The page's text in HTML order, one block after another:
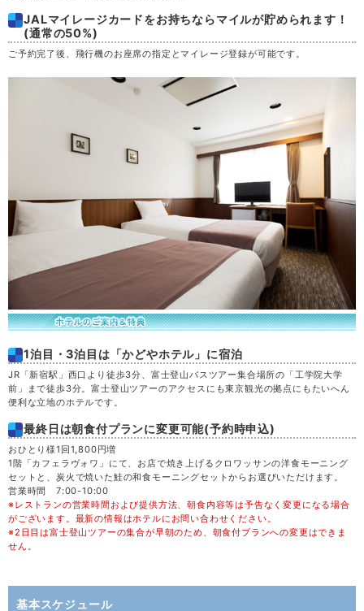
JALマイレージカードをお持ちならマイルが貯められます！
(通常の50%)
ご予約完了後、飛行機のお座席の指定とマイレージ登録が可能です。
1泊目・3泊目は「かどやホテル」に宿泊
JR「新宿駅」西口より徒歩3分、富士登山バスツアー集合場所の「工学院大学
前」まで徒歩3分。富士登山ツアーのアクセスにも東京観光の拠点にもたいへん
便利な立地のホテルです。
最終日は朝食付プランに変更可能(予約時申込)
おひとり様1回1,800円増
1階「カフェラヴォワ」にて、お店で焼き上げるクロワッサンの洋食モーニング
セットと、炭火で焼いた鮭の和食モーニングセットからお選びいただけます。
営業時間 7:00-10:00
※レストランの営業時間および提供方法、朝食内容等は予告なく変更になる場合
がございます。最新の情報はホテルにお問い合わせください。
※2日目は富士登山ツアーの集合が早朝のため、朝食付プランへの変更はできま
せん。
基本スケジュール